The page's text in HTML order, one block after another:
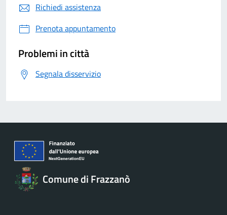
Richiedi assistenza
Prenota appuntamento
Problemi in città
Segnala disservizio
Comune di Frazzanò